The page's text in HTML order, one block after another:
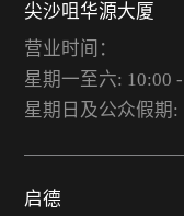
尖沙咀华源大厦
营业时间：
星期一至六: 10:00
星期日及公众假期:
启德